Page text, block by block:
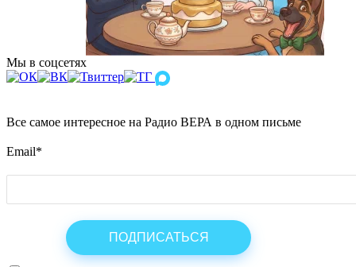
Мы в соцсетях
Все самое интересное на Радио ВЕРА в одном письме
Email*